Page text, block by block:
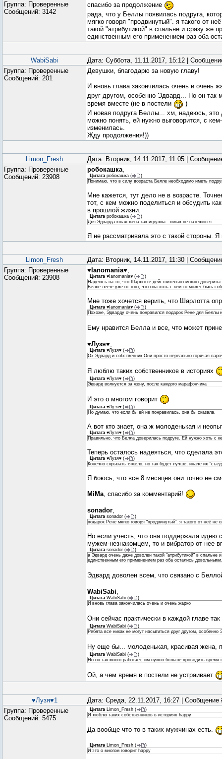
Группа: Проверенные
Сообщений: 3142
спасибо за продолжение
рада, что у Беллы появилась подруга,
мягко говоря "продвинутый". я такого от
такой "атрибутикой" в спальне и сразу же
единственным его применением раз оба
WabiSabi
Дата: Суббота, 11.11.2017, 15:12 |
Группа: Проверенные
Сообщений: 201
Девушки, благодарю за новую главу!
И вновь глава закончилась очень и очень
друг другом, особенно Эдвард... Но он так
время вместе (не в постели
)
И новая подруга Беллы... хм, надеюсь,
можно понять, ей нужно выговорится, с
изменилась.
Жду продолжения!))
Limon_Fresh
Дата: Вторник, 14.11.2017, 11:05 |
Группа: Проверенные
Сообщений: 23908
робокашка,
Цитата робокашка (
)
Понимаю, что в силу возраста Белле необходимо иметь
Мне кажется, тут дело не в возрасте.
тот, с кем можно поделиться и обсудить
в прошлой жизни.
Цитата робокашка (
)
Для Эдварда юная жена как игрушка - никак не натешится
Я не рассматривала это с такой стороны.
Limon_Fresh
Дата: Вторник, 14.11.2017, 11:30 |
Группа: Проверенные
Сообщений: 23908
♥Ianomania♥,
Цитата ♥Ianomania♥ (
)
Надеюсь на то, что Шарлотте действительно можно
Белле легче уже от того, что она хоть с кем-то может быть
Мне тоже хочется верить, что Шарлотта
Цитата ♥Ianomania♥ (
)
Похоже, Эдварду очень понравился подарок Рене для Беллы
Ему нравится Белла и все, что может
♥Лузя♥,
Цитата ♥Лузя♥ (
)
Ох Эдвард и собственник Они просто нереально горячая
Я люблю таких собственников в историях
Цитата ♥Лузя♥ (
)
Эдвард волнуется за жену, после каждого марафончика
И это о многом говорит
Цитата ♥Лузя♥ (
)
Но думаю, что если бы ей не понравилась, она бы сказала.
А вот кто знает, она ж молоденькая и
Цитата ♥Лузя♥ (
)
Правильно, что Белла доверилась подруге. Ей нужно хоть с
Теперь осталось надеяться, что сделала
Цитата ♥Лузя♥ (
)
Конечно скрывать тяжело, но так будет лучше, иначе их
Я боюсь, что все 8 месяцев они точно не
MiMa , спасибо за комментарий!
sonador,
Цитата sonador (
)
подарок Рене мягко говоря "продвинутый". я такого от неё не
Но если учесть, что она поддержала идею
мужем-незнакомцем, то и вибратор от нее
Цитата sonador (
)
а Эдвард очень даже доволен такой "атрибутикой" в
единственным его применением раз оба остались довольными.
Эдвард доволен всем, что связано с
WabiSabi,
Цитата WabiSabi (
)
И вновь глава закончилась очень и очень жарко
Они сейчас практически в каждой главе так
Цитата WabiSabi (
)
Ребята все никак не могут насытиться друг другом, особенно
Ну еще бы... молоденькая, красивая жена,
Цитата WabiSabi (
)
Но он так много работает, им нужно больше проводить время
Ой, а чем время в постели не устраивает
♥Лузя♥1
Дата: Среда, 22.11.2017, 16:27 |
Группа: Проверенные
Сообщений: 5475
Цитата Limon_Fresh (
)
Я люблю таких собственников в историях happy
Да вообще что-то в таких мужчинах есть.
Цитата Limon_Fresh (
)
И это о многом говорит happy